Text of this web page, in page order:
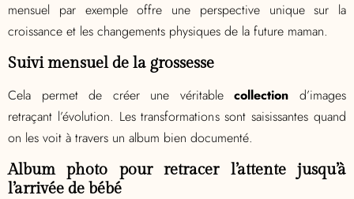
mensuel par exemple offre une perspective unique sur la
croissance et les changements physiques de la future maman.
Suivi mensuel de la grossesse
Cela permet de créer une véritablecollection d’images
retraçant l’évolution. Les transformations sont saisissantes quand
on les voit à travers un album bien documenté.
Album photo pour retracer l’attente jusqu’à
l’arrivée de bébé